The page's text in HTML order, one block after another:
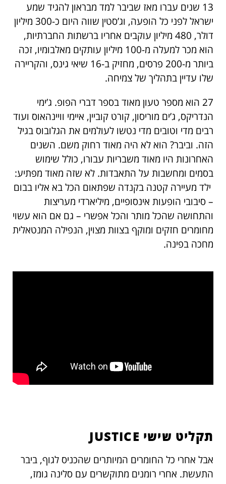
13 שנים עברו מאז שביבר למד מבראון להגיד שמע
ישראל לפני כל הופעה, וג’סטין שווה היום כ-300 מיליון
דולר, 480 מיליון עוקבים אחריו ברשתות החברתיות,
הוא מכר למעלה מ-100 מיליון עותקים מאלבומיו, זכה
ביותר מ-200 פרסים, מחזיק ב-16 שיאי גינס, והקריירה
שלו עדיין בתהליך של צמיחה.
27 הוא מספר טעון מאוד בספר דברי הפופ. ג’ימי
הנדריקס, ג’ים מוריסון, קורט קוביין, איימי וויינהאוס ועוד
רבים מדי וטובים מדי נטשו לעולמים את הגלובוס בגיל
הזה. וביבר? הוא לא היה מאוד רחוק משם. השנים
האחרונות היו מאוד משבריות עבורו, כולל שימוש
בסמים ומחשבות על התאבדות. לא שזה מאוד מפתיע:
ילד מעיירה קטנה בקנדה שפתאום הכל בא אליו בבום
– סיבובי הופעות אינסופיים, מיליארדי מעריצות
והתחושה שהכל מותר והכל אפשרי – גם אם הוא עשוי
מחומרים חזקים ומוקף בצוות מצוין, הנפילה המנטאלית
מחכה בפינה.
תקליט שישי JUSTICE
אבל אחרי כל החומרים המיותרים שהכניס לגוף, ביבר
התעשת. אחרי רומנים מתוקשרים עם סלינה גומז,